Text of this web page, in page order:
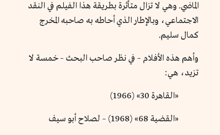
الماضي. وهي لا تزال متأثرة بطريقة هذا الفيلم في النقد
الاجتماعي، وبالإطار الذي أحاطه به صاحبه المخرج
كمال سليم.
وأهم هذه الأفلام – في نظر صاحب البحث – خمسة لا
تزيد، هي:
«القاهرة 30» (1966)
«القضية 68» (1968) – لصلاح أبو سيف